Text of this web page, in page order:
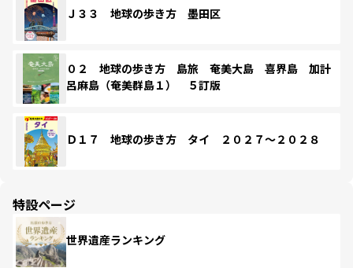
Ｊ３３ 地球の歩き方 墨田区
０２ 地球の歩き方 島旅 奄美大島 喜界島 加計
呂麻島（奄美群島１） ５訂版
Ｄ１７ 地球の歩き方 タイ ２０２７～２０２８
特設ページ
世界遺産ランキング